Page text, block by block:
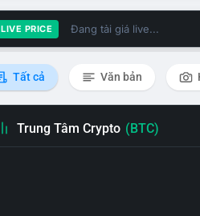
LIVE PRICE Đang tải giá live...
Tất cả Văn bản
Trung Tâm Crypto (BTC)